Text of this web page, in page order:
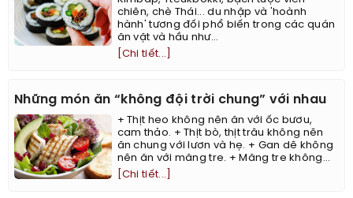
chiên, chè Thái... du nhập và 'hoành
hành' tương đối phổ biến trong các quán
ăn vặt và hầu như...
[Chi tiết...]
Những món ăn “không đội trời chung” với nhau
+ Thịt heo không nên ăn với ốc bươu,
cam thảo. + Thịt bò, thịt trâu không nên
ăn chung với lươn và hẹ. + Gan dê không
nên ăn với măng tre. + Măng tre không...
[Chi tiết...]